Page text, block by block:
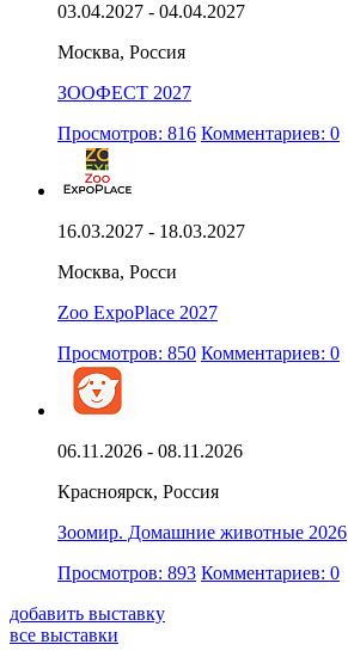
03.04.2027 - 04.04.2027
Москва, Россия
ЗООФЕСТ 2027
Просмотров: 816 Комментариев: 0
16.03.2027 - 18.03.2027
Москва, Росси
Zoo ExpoPlace 2027
Просмотров: 850 Комментариев: 0
06.11.2026 - 08.11.2026
Красноярск, Россия
Зоомир. Домашние животные 2026
Просмотров: 893 Комментариев: 0
добавить выставку
все выставки